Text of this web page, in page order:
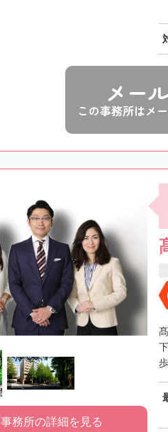
メー
この事務所はメ
事務所の詳細を見る